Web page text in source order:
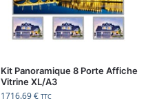
Kit Panoramique 8 Porte Affiche
Vitrine XL/A3
1716.69€ TTC